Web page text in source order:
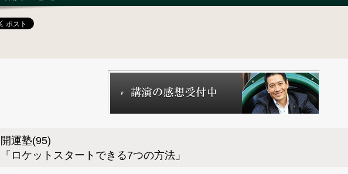
開運塾(95)
「ロケットスタートできる7つの方法」